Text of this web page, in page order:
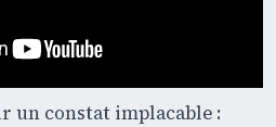
un constat implacable :